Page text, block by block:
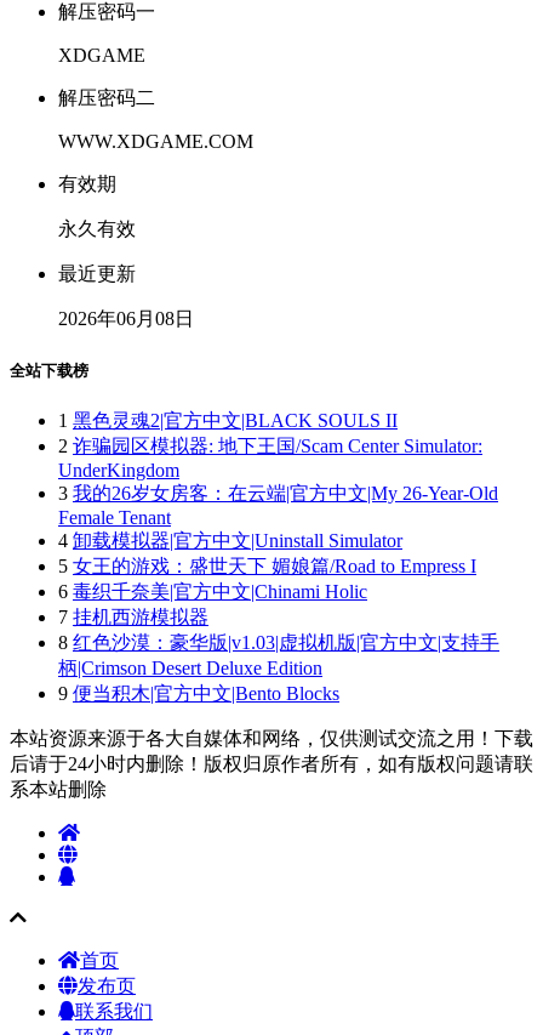
解压密码一
XDGAME
解压密码二
WWW.XDGAME.COM
有效期
永久有效
最近更新
2026年06月08日
全站下载榜
1 黑色灵魂2|官方中文|BLACK SOULS II
2 诈骗园区模拟器: 地下王国/Scam Center Simulator:
UnderKingdom
3 我的26岁女房客：在云端|官方中文|My 26-Year-Old
Female Tenant
4 卸载模拟器|官方中文|Uninstall Simulator
5 女王的游戏：盛世天下 媚娘篇/Road to Empress I
6 毒织千奈美|官方中文|Chinami Holic
7 挂机西游模拟器
8 红色沙漠：豪华版|v1.03|虚拟机版|官方中文|支持手
柄|Crimson Desert Deluxe Edition
9 便当积木|官方中文|Bento Blocks
本站资源来源于各大自媒体和网络，仅供测试交流之用！下载
后请于24小时内删除！版权归原作者所有，如有版权问题请联
系本站删除
首页
发布页
联系我们